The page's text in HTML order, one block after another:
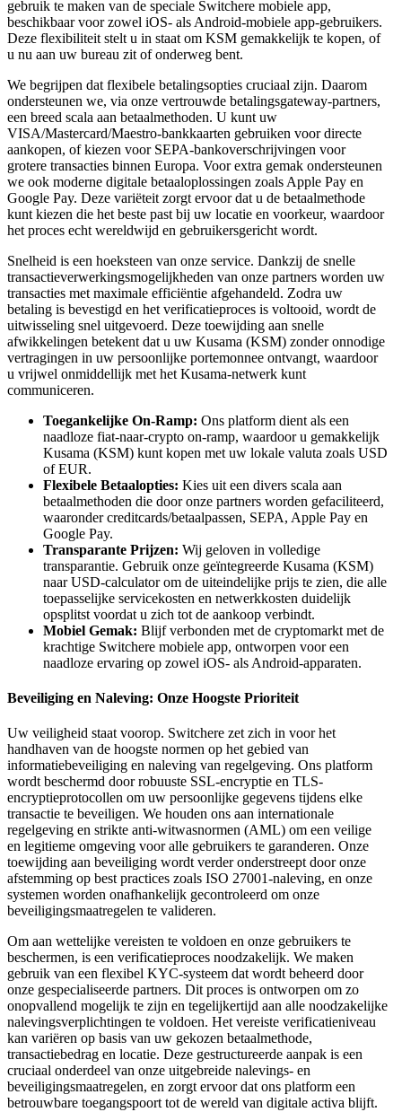
gebruik te maken van de speciale Switchere mobiele app,
beschikbaar voor zowel iOS- als Android-mobiele app-gebruikers.
Deze flexibiliteit stelt u in staat om KSM gemakkelijk te kopen, of
u nu aan uw bureau zit of onderweg bent.
We begrijpen dat flexibele betalingsopties cruciaal zijn. Daarom
ondersteunen we, via onze vertrouwde betalingsgateway-partners,
een breed scala aan betaalmethoden. U kunt uw
VISA/Mastercard/Maestro-bankkaarten gebruiken voor directe
aankopen, of kiezen voor SEPA-bankoverschrijvingen voor
grotere transacties binnen Europa. Voor extra gemak ondersteunen
we ook moderne digitale betaaloplossingen zoals Apple Pay en
Google Pay. Deze variëteit zorgt ervoor dat u de betaalmethode
kunt kiezen die het beste past bij uw locatie en voorkeur, waardoor
het proces echt wereldwijd en gebruikersgericht wordt.
Snelheid is een hoeksteen van onze service. Dankzij de snelle
transactieverwerkingsmogelijkheden van onze partners worden uw
transacties met maximale efficiëntie afgehandeld. Zodra uw
betaling is bevestigd en het verificatieproces is voltooid, wordt de
uitwisseling snel uitgevoerd. Deze toewijding aan snelle
afwikkelingen betekent dat u uw Kusama (KSM) zonder onnodige
vertragingen in uw persoonlijke portemonnee ontvangt, waardoor
u vrijwel onmiddellijk met het Kusama-netwerk kunt
communiceren.
Toegankelijke On-Ramp: Ons platform dient als een
naadloze fiat-naar-crypto on-ramp, waardoor u gemakkelijk
Kusama (KSM) kunt kopen met uw lokale valuta zoals USD
of EUR.
Flexibele Betaalopties: Kies uit een divers scala aan
betaalmethoden die door onze partners worden gefaciliteerd,
waaronder creditcards/betaalpassen, SEPA, Apple Pay en
Google Pay.
Transparante Prijzen: Wij geloven in volledige
transparantie. Gebruik onze geïntegreerde Kusama (KSM)
naar USD-calculator om de uiteindelijke prijs te zien, die alle
toepasselijke servicekosten en netwerkkosten duidelijk
opsplitst voordat u zich tot de aankoop verbindt.
Mobiel Gemak: Blijf verbonden met de cryptomarkt met de
krachtige Switchere mobiele app, ontworpen voor een
naadloze ervaring op zowel iOS- als Android-apparaten.
Beveiliging en Naleving: Onze Hoogste Prioriteit
Uw veiligheid staat voorop. Switchere zet zich in voor het
handhaven van de hoogste normen op het gebied van
informatiebeveiliging en naleving van regelgeving. Ons platform
wordt beschermd door robuuste SSL-encryptie en TLS-
encryptieprotocollen om uw persoonlijke gegevens tijdens elke
transactie te beveiligen. We houden ons aan internationale
regelgeving en strikte anti-witwasnormen (AML) om een veilige
en legitieme omgeving voor alle gebruikers te garanderen. Onze
toewijding aan beveiliging wordt verder onderstreept door onze
afstemming op best practices zoals ISO 27001-naleving, en onze
systemen worden onafhankelijk gecontroleerd om onze
beveiligingsmaatregelen te valideren.
Om aan wettelijke vereisten te voldoen en onze gebruikers te
beschermen, is een verificatieproces noodzakelijk. We maken
gebruik van een flexibel KYC-systeem dat wordt beheerd door
onze gespecialiseerde partners. Dit proces is ontworpen om zo
onopvallend mogelijk te zijn en tegelijkertijd aan alle noodzakelijke
nalevingsverplichtingen te voldoen. Het vereiste verificatieniveau
kan variëren op basis van uw gekozen betaalmethode,
transactiebedrag en locatie. Deze gestructureerde aanpak is een
cruciaal onderdeel van onze uitgebreide nalevings- en
beveiligingsmaatregelen, en zorgt ervoor dat ons platform een
betrouwbare toegangspoort tot de wereld van digitale activa blijft.